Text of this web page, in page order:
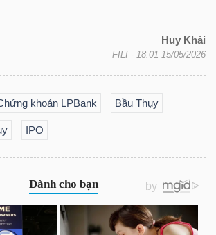
Huy Khải
FILI - 18:01 15/05/2026
khoán LPBank Bầu Thụy
IPO